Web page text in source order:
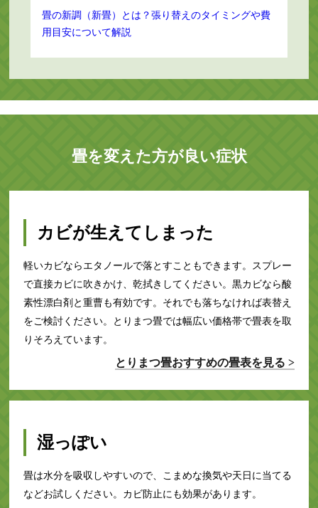
畳の新調（新畳）とは？張り替えのタイミングや費
用目安について解説
畳を変えた方が良い症状
カビが生えてしまった
軽いカビならエタノールで落とすこともできます。スプレー
で直接カビに吹きかけ、乾拭きしてください。黒カビなら酸
素性漂白剤と重曹も有効です。それでも落ちなければ表替え
をご検討ください。とりまつ畳では幅広い価格帯で畳表を取
りそろえています。
とりまつ畳おすすめの畳表を見る >
湿っぽい
畳は水分を吸収しやすいので、こまめな換気や天日に当てる
などお試しください。カビ防止にも効果があります。